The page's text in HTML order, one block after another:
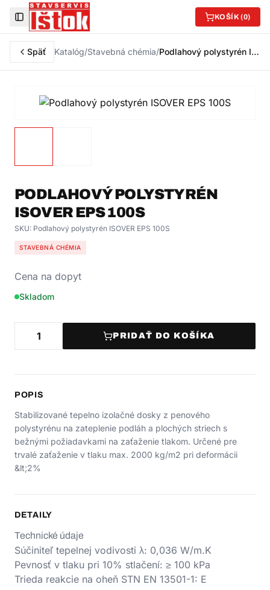
Toggle Sidebar KOŠÍK (0)
Späť Katalóg/Stavebná chémia/ Podlahový polystyrén ISOVER EPS 100S
PODLAHOVÝ POLYSTYRÉN
ISOVER EPS 100S
SKU: Podlahový polystyrén ISOVER EPS 100S
STAVEBNÁ CHÉMIA
Cena na dopyt
Skladom
PRIDAŤ DO KOŠÍKA
POPIS
Stabilizované tepelno izolačné dosky z penového
polystyrénu na zateplenie podláh a plochých striech s
bežnými požiadavkami na zaťaženie tlakom. Určené pre
trvalé zaťaženie v tlaku max. 2000 kg/m2 pri deformácii
&lt;2%
DETAILY
Technické údaje
Súčiniteľ tepelnej vodivosti λ: 0,036 W/m.K
Pevnosť v tlaku pri 10% stlačení: ≥ 100 kPa
Trieda reakcie na oheň STN EN 13501-1: E